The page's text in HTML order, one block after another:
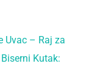
Uvac – Raj za
Biserni Kutak: